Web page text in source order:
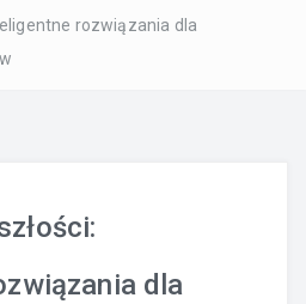
rozwiązania dla
dla